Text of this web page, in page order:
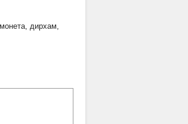
монета, дирхам,